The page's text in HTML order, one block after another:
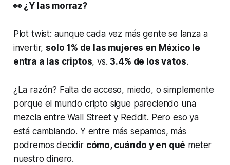
👀 ¿Y las morraz?
Plot twist: aunque cada vez más gente se lanza a
invertir, solo 1% de las mujeres en México le
entra a las criptos, vs.3.4% de los vatos.
¿La razón? Falta de acceso, miedo, o simplemente
porque el mundo cripto sigue pareciendo una
mezcla entre Wall Street y Reddit. Pero eso ya
está cambiando. Y entre más sepamos, más
podremos decidir cómo, cuándo y en qué meter
nuestro dinero.